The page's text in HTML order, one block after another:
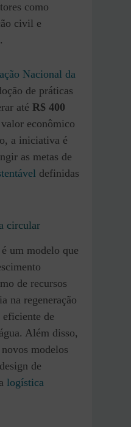
como
civil e
Nacional da
de práticas
até R$ 400
econômico
a iniciativa é
as metas de
definidas
circular
é um modelo que
de recursos
na regeneração
eficiente de
Além disso,
modelos
de
logística